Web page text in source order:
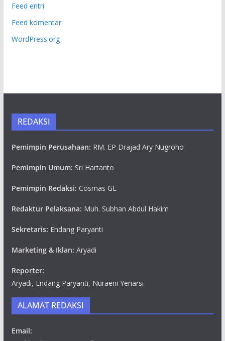
Feed entri
Feed komentar
WordPress.org
REDAKSI
Pemimpin Perusahaan: RM. EP Drajad Ary Nugroho
Pemimpin Umum: Sri Hartanto
Pemimpin Redaksi: Cosmas GL
Redaktur Pelaksana: Muh. Subhan Abdul Hakim
Sekretaris: Endang Paryanti
Marketing & Iklan: Aryadi
Reporter:
Aryadi, Endang Paryanti, Nuraeni Yeriarsi
ALAMAT REDAKSI
Email: